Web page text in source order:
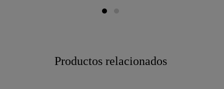
Productos relacionados